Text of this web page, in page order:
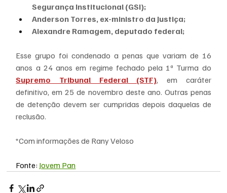
Segurança Institucional (GSI);
Anderson Torres, ex-ministro da Justiça;
Alexandre Ramagem, deputado federal;
Esse grupo foi condenado a penas que variam de 16
Supremo Tribunal Federal (STF), em caráter
definitivo, em 25 de novembro deste ano. Outras penas
de detenção devem ser cumpridas depois daquelas de
reclusão.
*Com informações de Rany Veloso
Fonte: Jovem Pan